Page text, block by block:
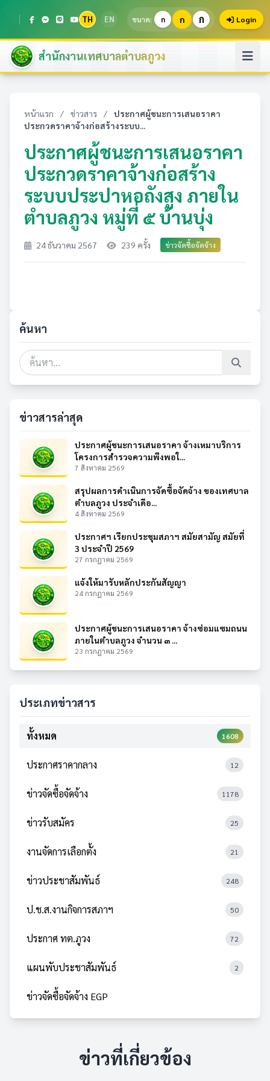
TH EN ขนาด: ก ก ก Login
สำนักงานเทศบาลตำบลภูวง
หน้าแรก / ข่าวสาร /
ประกาศผู้ชนะการเสนอราคา
ประกวดราคาจ้างก่อสร้างระบบ...
ประกาศผู้ชนะการเสนอราคา
ประกวดราคาจ้างก่อสร้าง
ระบบประปาหอถังสูง ภายใน
ตำบลภูวง หมู่ที่ ๕ บ้านบุ่ง
24 ธันวาคม 2567 239 ครั้ง ข่าวจัดซื้อจัดจ้าง
ค้นหา
ข่าวสารล่าสุด
ประกาศผู้ชนะการเสนอราคา จ้างเหมาบริการ
โครงการสำรวจความพึงพอใ...
7 สิงหาคม 2569
สรุปผลการดำเนินการจัดซื้อจัดจ้าง ของเทศบาล
ตำบลภูวง ประจำเดือ...
4 สิงหาคม 2569
ประกาศฯ เรียกประชุมสภาฯ สมัยสามัญ สมัยที่
3 ประจำปี 2569
27 กรกฎาคม 2569
แจ้งให้มารับหลักประกันสัญญา
24 กรกฎาคม 2569
ประกาศผู้ชนะการเสนอราคา จ้างซ่อมแซมถนน
ภายในตำบลภูวง จำนวน ๓ ...
23 กรกฎาคม 2569
ประเภทข่าวสาร
ทั้งหมด 1608
ประกาศราคากลาง 12
ข่าวจัดซื้อจัดจ้าง 1178
ข่าวรับสมัคร 25
งานจัดการเลือกตั้ง 21
ข่าวประชาสัมพันธ์ 248
ป.ช.ส.งานกิจการสภาฯ 50
ประกาศ ทต.ภูวง 72
แผนพับประชาสัมพันธ์ 2
ข่าวจัดซื้อจัดจ้าง EGP
ข่าวที่เกี่ยวข้อง